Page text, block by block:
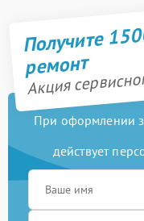
Получите
ремонт
Акция
При оформлении
действует